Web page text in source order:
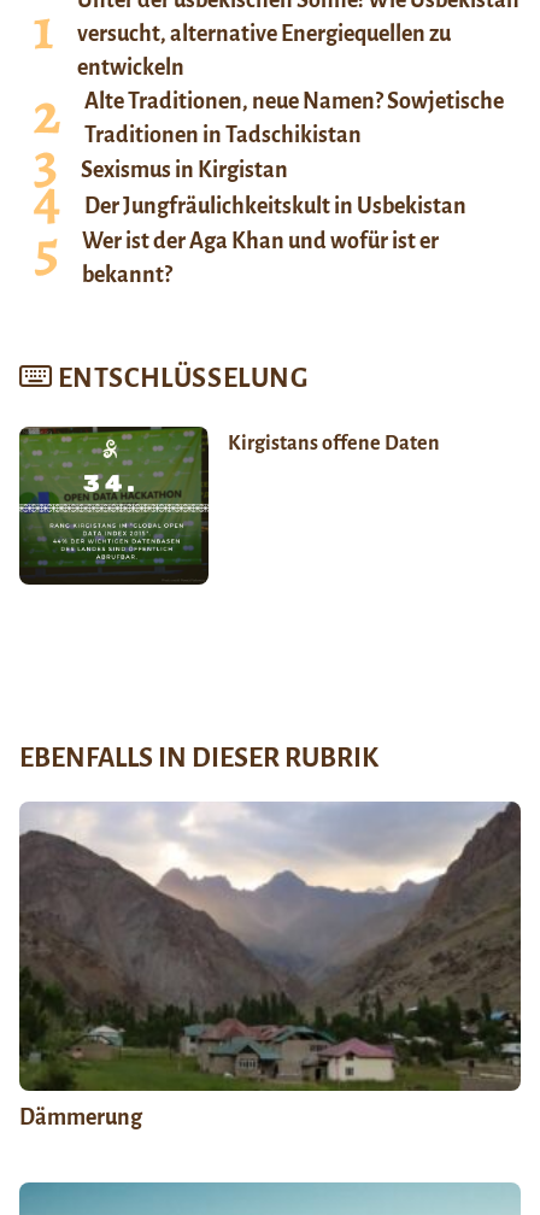
versucht, alternative Energiequellen zu
entwickeln
Alte Traditionen, neue Namen? Sowjetische
Traditionen in Tadschikistan
Sexismus in Kirgistan
Der Jungfräulichkeitskult in Usbekistan
Wer ist der Aga Khan und wofür ist er
bekannt?
ENTSCHLÜSSELUNG
Kirgistans offene Daten
EBENFALLS IN DIESER RUBRIK
Dämmerung